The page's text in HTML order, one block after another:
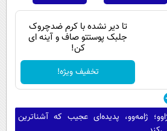
تا دیر نشده با کرم ضدچروک
جلبک پوستتو صاف و آینه ای
کن!
تخفیف ویژه!
ژامه‌وو، پدیده‌ای عجیب که آشناترین